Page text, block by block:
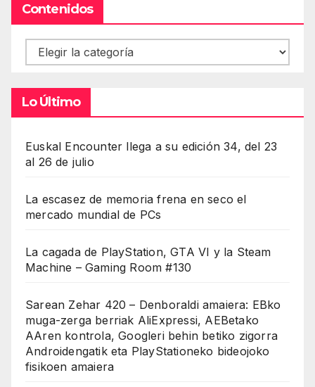
Contenidos
Contenidos
Lo Último
Euskal Encounter llega a su edición 34, del 23
al 26 de julio
La escasez de memoria frena en seco el
mercado mundial de PCs
La cagada de PlayStation, GTA VI y la Steam
Machine – Gaming Room #130
Sarean Zehar 420 – Denboraldi amaiera: EBko
muga-zerga berriak AliExpressi, AEBetako
AAren kontrola, Googleri behin betiko zigorra
Androidengatik eta PlayStationeko bideojoko
fisikoen amaiera